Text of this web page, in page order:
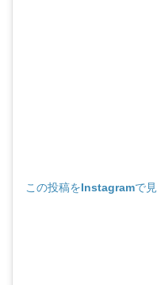
この投稿をInstagramで